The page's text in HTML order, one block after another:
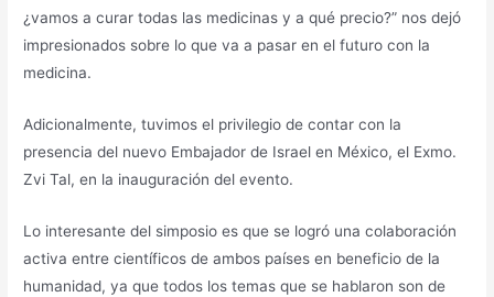
¿vamos a curar todas las medicinas y a qué precio?” nos dejó
impresionados sobre lo que va a pasar en el futuro con la
medicina.
Adicionalmente, tuvimos el privilegio de contar con la
presencia del nuevo Embajador de Israel en México, el Exmo.
Zvi Tal, en la inauguración del evento.
Lo interesante del simposio es que se logró una colaboración
activa entre científicos de ambos países en beneficio de la
humanidad, ya que todos los temas que se hablaron son de